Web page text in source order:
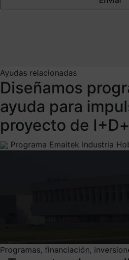
Ayudas relacionadas
Diseñamos
ayuda para
proyecto de
Programa Emaitek Industria
Programas, financiación,